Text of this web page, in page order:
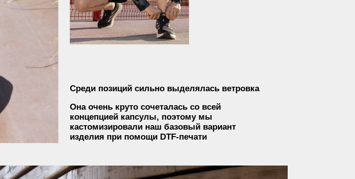
Среди позиций сильно выделялась ветровка
Она очень круто сочеталась со всей
концепцией капсулы, поэтому мы
изделия при помощи DTF-печати